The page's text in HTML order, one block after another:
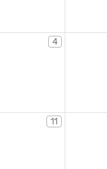
4
11